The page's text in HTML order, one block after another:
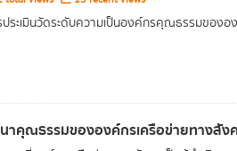
ระเมินวัดระดับความเป็นองค์กรคุณธรรมของ
คุณธรรมขององค์กรเครือข่ายทางสัง